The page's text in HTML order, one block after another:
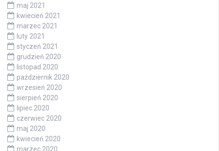
maj 2021
kwiecień 2021
marzec 2021
luty 2021
styczeń 2021
grudzień 2020
listopad 2020
październik 2020
wrzesień 2020
sierpień 2020
lipiec 2020
czerwiec 2020
maj 2020
kwiecień 2020
marzec 2020